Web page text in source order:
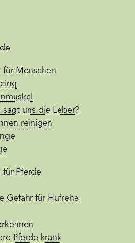
für Menschen
uns die Leber?
reinigen
für Pferde
Gefahr für Hufrehe
Pferde krank